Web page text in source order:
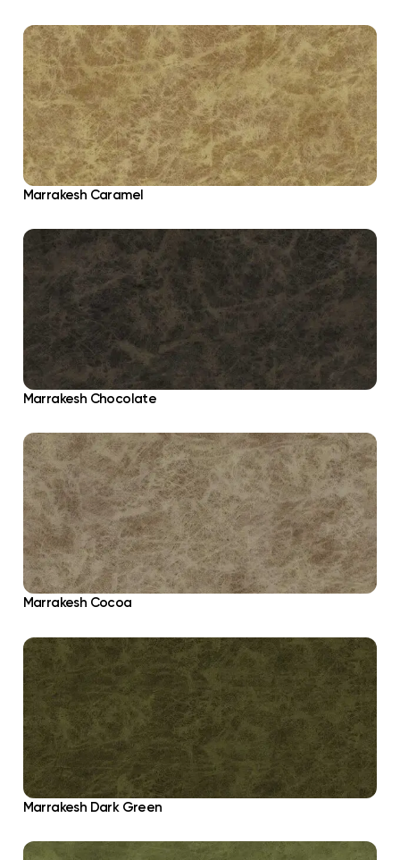
Marrakesh Caramel
Marrakesh Chocolate
Marrakesh Cocoa
Marrakesh Dark Green